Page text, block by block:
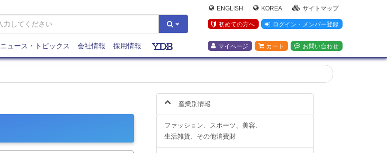
ENGLISH KOREA サイトマップ
初めての方へ ログイン・メンバー登録
マイページ カート お問い合わせ
ニュース・トピックス 会社情報 採用情報
産業別情報
ファッション、スポーツ、美容、
生活雑貨、その他消費財